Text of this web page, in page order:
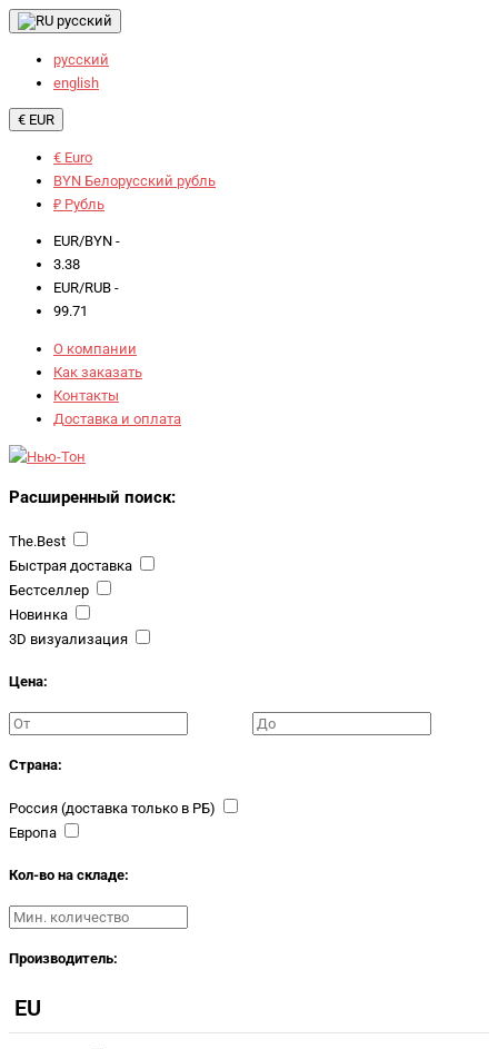
русский
русский
english
€ EUR
€ Euro
BYN Белорусский рубль
₽ Рубль
EUR/BYN -
3.38
EUR/RUB -
99.71
О компании
Как заказать
Контакты
Доставка и оплата
Расширенный поиск:
The.Best
Быстрая доставка
Бестселлер
Новинка
3D визуализация
Цена:
Страна:
Россия (доставка только в РБ)
Европа
Кол-во на складе:
Производитель:
EU